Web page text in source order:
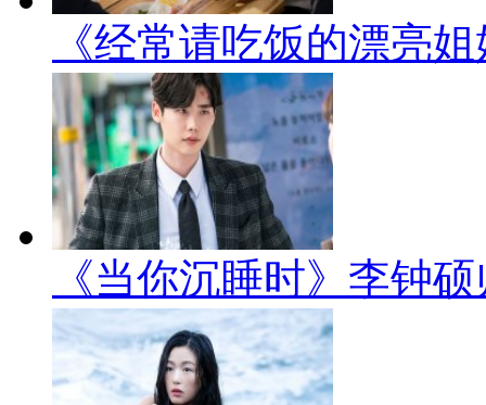
《经常请吃饭的漂亮
《当你沉睡时》李钟